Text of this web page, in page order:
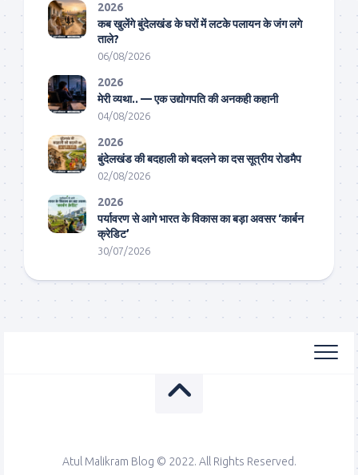
2026
कब खुलेंगे बुंदेलखंड के घरों में लटके पलायन के जंग लगे
ताले?
06/08/2026
2026
मेरी व्यथा.. — एक उद्योगपति की अनकही कहानी
04/08/2026
2026
बुंदेलखंड की बदहाली को बदलने का दस सूत्रीय रोडमैप
02/08/2026
2026
पर्यावरण से आगे भारत के विकास का बड़ा अवसर ‘कार्बन
क्रेडिट’
30/07/2026
Atul Malikram Blog © 2022. All Rights Reserved.